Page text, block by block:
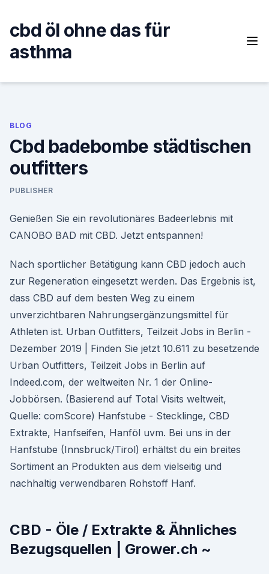
content
cbd öl ohne das für
asthma
BLOG
Cbd badebombe städtischen
outfitters
PUBLISHER
Genießen Sie ein revolutionäres Badeerlebnis mit
CANOBO BAD mit CBD. Jetzt entspannen!
Nach sportlicher Betätigung kann CBD jedoch auch
zur Regeneration eingesetzt werden. Das Ergebnis ist,
dass CBD auf dem besten Weg zu einem
unverzichtbaren Nahrungsergänzungsmittel für
Athleten ist. Urban Outfitters, Teilzeit Jobs in Berlin -
Dezember 2019 | Finden Sie jetzt 10.611 zu besetzende
Urban Outfitters, Teilzeit Jobs in Berlin auf
Indeed.com, der weltweiten Nr. 1 der Online-
Jobbörsen. (Basierend auf Total Visits weltweit,
Quelle: comScore) Hanfstube - Stecklinge, CBD
Extrakte, Hanfseifen, Hanföl uvm. Bei uns in der
Hanfstube (Innsbruck/Tirol) erhältst du ein breites
Sortiment an Produkten aus dem vielseitig und
nachhaltig verwendbaren Rohstoff Hanf.
CBD - Öle / Extrakte & Ähnliches
Bezugsquellen | Grower.ch ~